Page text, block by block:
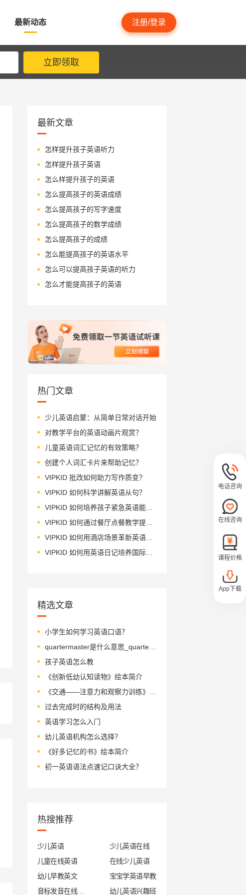
最新动态 注册/登录
立即领取
最新文章
怎样提升孩子英语听力
怎样提升孩子英语
怎么样提升孩子的英语
怎么提高孩子的英语成绩
怎么提高孩子的写字速度
怎么提高孩子的数学成绩
怎么提高孩子的成绩
怎么能提高孩子的英语水平
怎么可以提高孩子英语的听力
怎么才能提高孩子的英语
热门文章
少儿英语启蒙：从简单日常对话开始
对教学平台的英语动画片观赏？
儿童英语词汇记忆的有效策略？
创建个人词汇卡片来帮助记忆？
VIPKID 批改如何助力写作质变？
VIPKID 如何科学讲解英语从句？
VIPKID 如何培养孩子紧急英语能力？
VIPKID 如何通过餐厅点餐教学提升少儿英语应用能力？
VIPKID 如何用酒店场景革新英语教学？
VIPKID 如何用英语日记培养国际化人才？
精选文章
小学生如何学习英语口语？
quartermaster是什么意思_quartermaster怎么读_音标ˈkwɔ-təmɑ-stə(r)
孩子英语怎么教
《创新低幼认知读物》绘本简介
过去完成时的结构及用法
英语学习怎么入门
幼儿英语机构怎么选择？
《好多记忆的书》绘本简介
初一英语语法点速记口诀大全？
热搜推荐
少儿英语
少儿英语在线
儿童在线英语
在线少儿英语
幼儿早教英文
宝宝学英语早教
幼儿英语兴趣班
电话咨询
在线咨询
课程价格
App下载